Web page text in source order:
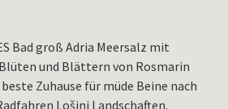
Bad groß Adria Meersalz mit
und Blättern von Rosmarin
Zuhause für müde Beine nach
Lošinj Landschaften.